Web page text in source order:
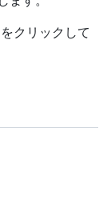
をクリックして